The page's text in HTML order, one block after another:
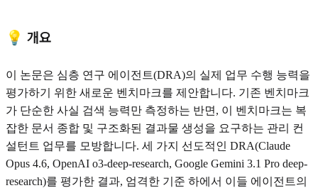
💡 개요
이 논문은 심층 연구 에이전트(DRA)의 실제 업무 수행 능력을
평가하기 위한 새로운 벤치마크를 제안합니다. 기존 벤치마크
가 단순한 사실 검색 능력만 측정하는 반면, 이 벤치마크는 복
잡한 문서 종합 및 구조화된 결과물 생성을 요구하는 관리 컨
설턴트 업무를 모방합니다. 세 가지 선도적인 DRA(Claude
Opus 4.6, OpenAI o3-deep-research, Google Gemini 3.1 Pro deep-
research)를 평가한 결과, 엄격한 기준 하에서 이들 에이전트의